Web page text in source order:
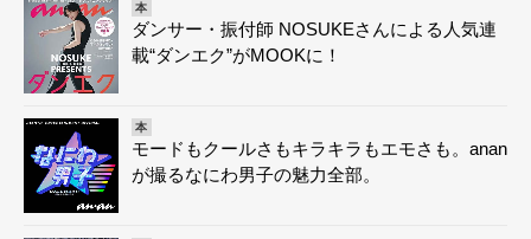
本
ダンサー・振付師 NOSUKEさんによる人気連
載“ダンエク”がMOOKに！
本
モードもクールさもキラキラもエモさも。anan
が撮るなにわ男子の魅力全部。